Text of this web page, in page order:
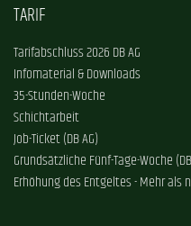
TARIF
Tarifabschluss 2026 DB AG
Infomaterial & Downloads
35-Stunden-Woche
Schichtarbeit
Job-Ticket (DB AG)
Grundsätzliche Fünf-Tage-Woche
Erhöhung des Entgeltes - Mehr als